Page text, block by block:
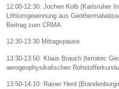
12:00-12:30: Jochen Kolb (Karlsruher
Lithiumgewinnung aus
Beitrag zum CRMA
12:30-13:30 Mittagspause
13:30-13:50: Klaus Brauch (terratec
aerogeophysikalischen
13:50-14:10: Rainer Herd